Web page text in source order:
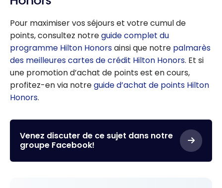
Pour maximiser vos séjours et votre cumul de
points, consultez notreguide complet du
programme Hilton Honorsainsi que notre palmarès
des meilleures cartes de crédit Hilton Honors. Et si
une promotion d’achat de points est en cours,
profitez-en via notreguide d’achat de points Hilton
Honors.
Venez discuter de ce sujet dans notre
groupe Facebook!